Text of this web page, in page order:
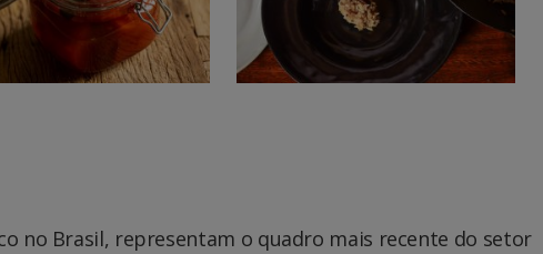
no Brasil, representam o quadro mais recente do setor